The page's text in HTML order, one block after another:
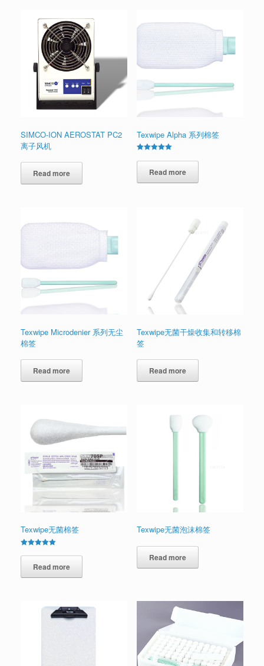
SIMCO-ION AEROSTAT PC2
离子风机
Read more
Texwipe Alpha 系列棉签
5.00
out of 5Read more
Texwipe Microdenier 系列无尘
棉签
Read more
Texwipe无菌干燥收集和转移棉
签
Read more
Texwipe无菌棉签
5.00
out of 5Read more
Texwipe无菌泡沫棉签
Read more